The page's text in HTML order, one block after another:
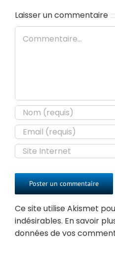
Laisser un commentaire
Commentaire
Ce site utilise Akismet
indésirables. En savoir
données de vos